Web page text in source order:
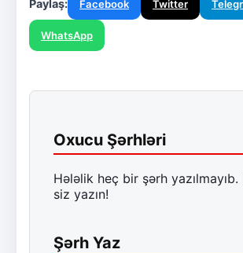
Paylaş: Facebook Twitter
WhatsApp
Oxucu Şərhləri
Hələlik heç bir şərh yazılmayıb.
siz yazın!
Şərh Yaz